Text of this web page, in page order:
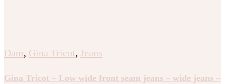
Dam, Gina Tricot, Jeans
Gina Tricot – Low wide front seam jeans – wide jeans –